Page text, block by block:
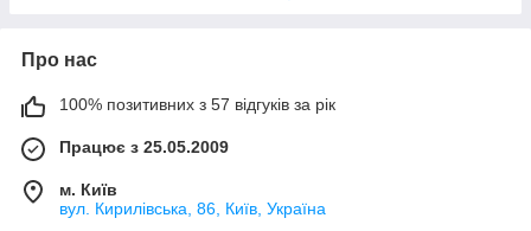
Про нас
100% позитивних з 57 відгуків за рік
Працює з 25.05.2009
м. Київ
вул. Кирилівська, 86, Київ, Україна